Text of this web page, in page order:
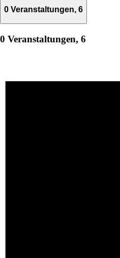
0 Veranstaltungen, 6
0 Veranstaltungen, 6